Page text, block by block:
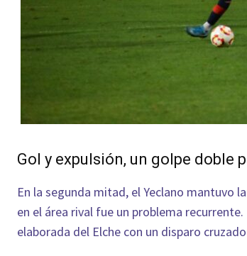
Gol y expulsión, un golpe doble
En la segunda mitad, el Yeclano mantuvo
en el área rival fue un problema
elaborada del Elche con un disparo